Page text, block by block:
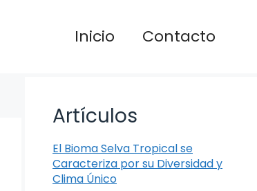
Inicio Contacto
Artículos
El Bioma Selva Tropical se
Caracteriza por su Diversidad y
Clima Único